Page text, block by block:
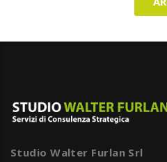
Studio Walter Furlan Srl